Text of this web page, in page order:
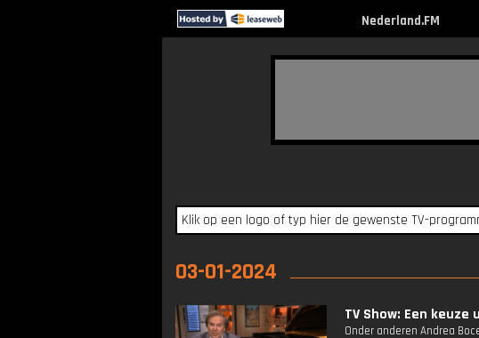
Nederland.FM
03-01-2024
TV Show: Een
Onder anderen Andrea